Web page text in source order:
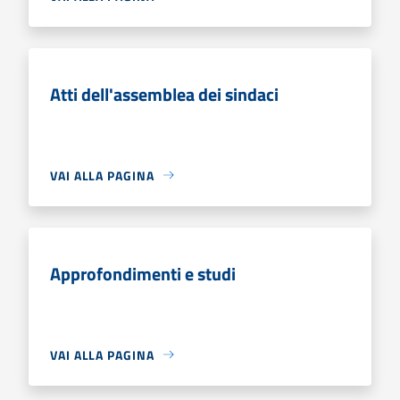
Atti dell'assemblea dei sindaci
VAI ALLA PAGINA
Approfondimenti e studi
VAI ALLA PAGINA